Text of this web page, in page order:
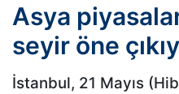
Asya
seyir öne
İstanbul, 21 Mayıs